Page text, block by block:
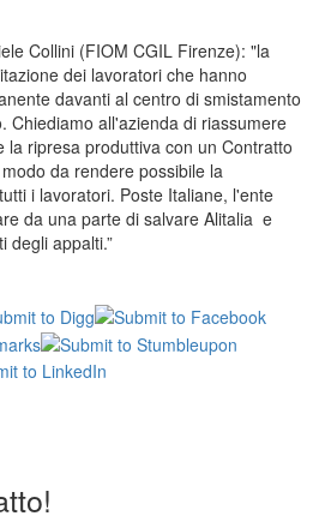
Collini (FIOM CGIL Firenze): "la
dei lavoratori che hanno
davanti al centro di smistamento
Chiediamo all'azienda di riassumere
la ripresa produttiva con un Contratto
da rendere possibile la
i lavoratori. Poste Italiane, l'ente
da una parte di salvare Alitalia e
degli appalti.”